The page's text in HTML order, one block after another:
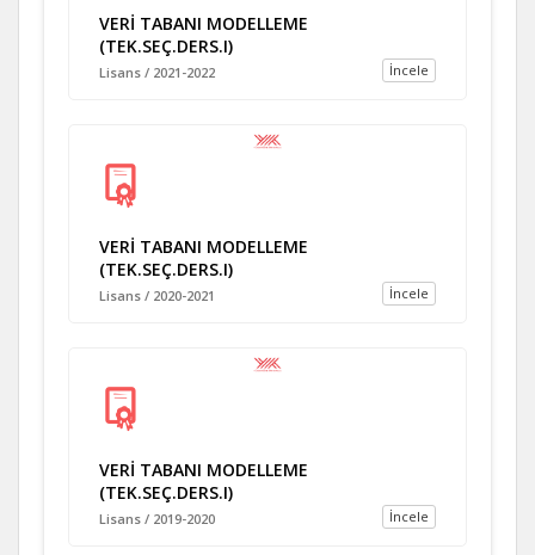
VERİ TABANI MODELLEME
(TEK.SEÇ.DERS.I)
İncele
Lisans / 2021-2022
VERİ TABANI MODELLEME
(TEK.SEÇ.DERS.I)
İncele
Lisans / 2020-2021
VERİ TABANI MODELLEME
(TEK.SEÇ.DERS.I)
İncele
Lisans / 2019-2020